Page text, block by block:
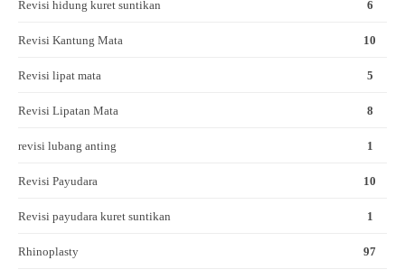
Revisi hidung kuret suntikan 6
Revisi Kantung Mata 10
Revisi lipat mata 5
Revisi Lipatan Mata 8
revisi lubang anting 1
Revisi Payudara 10
Revisi payudara kuret suntikan 1
Rhinoplasty 97